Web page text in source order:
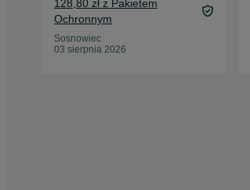
128,80 zł z Pakietem
Ochronnym
Sosnowiec
03 sierpnia 2026